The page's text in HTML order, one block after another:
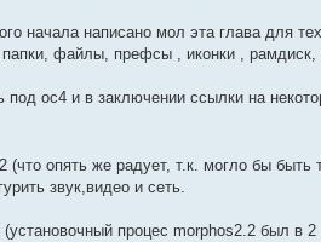
начала написано мол эта глава для
файлы, префсы , иконки , рамдиск,
ос4 и в заключении ссылки на
(что опять же радует, т.к. могло бы быть
звук,видео и сеть.
процес morphos2.2 был в